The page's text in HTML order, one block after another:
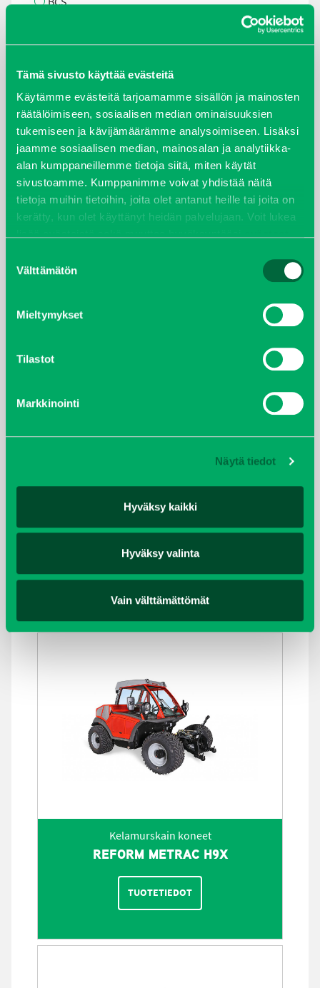
Tämä sivusto käyttää evästeitä
Käytämme evästeitä tarjoamamme sisällön ja mainosten
räätälöimiseen, sosiaalisen median ominaisuuksien
tukemiseen ja kävijämäärämme analysoimiseen. Lisäksi
jaamme sosiaalisen median, mainosalan ja analytiikka-
alan kumppaneillemme tietoja siitä, miten käytät
sivustoamme. Kumppanimme voivat yhdistää näitä
tietoja muihin tietoihin, joita olet antanut heille tai joita on
kerätty, kun olet käyttänyt heidän palvelujaan. Voit lukea
valinta
Välttämätön
Mieltymykset
Tilastot
Markkinointi
Näytä tiedot
Hyväksy kaikki
Hyväksy valinta
Vain välttämättömät
Cushman
Ferris
Goupil
Iseki
Jacobsen/Ransomes
Multihog
Müthing
Oeliatec
Raymo
Reform
Spider
Walker
TUOTETIEDOT
Kelamurskain koneet
REFORM METRAC H9X
TUOTETIEDOT